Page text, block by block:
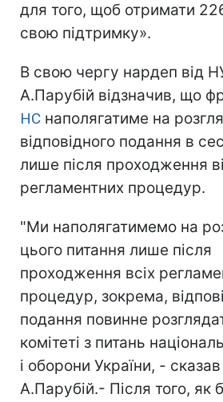
для того, щоб отримати
свою підтримку».
В свою чергу нардеп від
А.Парубій відзначив, що
НС наполягатиме на
відповідного подання в
лише після проходження
регламентних процедур.
"Ми наполягатимемо на
цього питання лише після
проходження всіх
процедур, зокрема,
подання повинне
комітеті з питань
і оборони України, - сказав
А.Парубій.- Після того, як